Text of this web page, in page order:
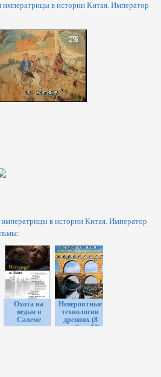
в истории Китая. Император
в истории Китая. Император
Охота на
ведьм в
Салеме
Невероятные
технологии
древних (8
серий из 10)